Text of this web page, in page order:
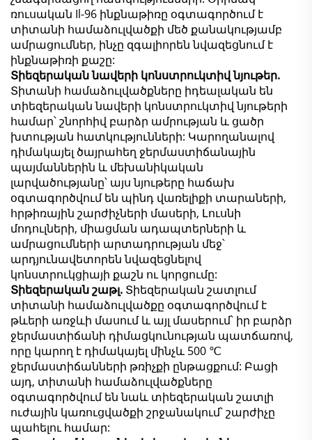
ռուսական Il-96 ինքնաթիռը օգտագործում է
տիտանի համաձուլվածքի մեծ քանակությամբ
ամրացումներ, ինչը զգալիորեն նվազեցնում է
ինքնաթիռի քաշը:
Տիեզերական նավերի կոնստրուկտիվ նյութեր.
Տիտանի համաձուլվածքները իդեալական են
տիեզերական նավերի կոնստրուկտիվ նյութերի
համար՝ շնորհիվ բարձր ամրության և ցածր
խտության հատկությունների: Կարողանալով
դիմակայել ծայրահեղ ջերմաստիճանային
պայմաններին և մեխանիկական
լարվածությանը՝ այս նյութերը հաճախ
օգտագործվում են պինդ վառելիքի տարաների,
հրթիռային շարժիչների մասերի, Լուսնի
մոդուլների, միացման ադապտերների և
ամրացումների արտադրության մեջ՝
արդյունավետորեն նվազեցնելով
կոնստրուկցիայի քաշն ու կորցումը:
Տիեզերական շաթլ. Տիեզերական շատլում
տիտանի համաձուլվածքը օգտագործվում է
թևերի առջևի մասում և այլ մասերում՝ իր բարձր
ջերմաստիճանի դիմացկունության պատճառով,
որը կարող է դիմակայել մինչև 500 ℃
ջերմաստիճանների թռիչքի ընթացքում: Բացի
այդ, տիտանի համաձուլվածքները
օգտագործվում են նաև տիեզերական շատլի
ուժային կառուցվածքի շրջանակում՝ շարժիչը
պահելու համար: